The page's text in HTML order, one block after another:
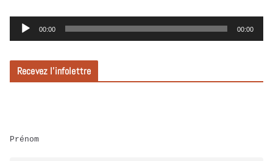
e
c
t
r
00:00 00:00
Recevez l’infolettre
Prénom